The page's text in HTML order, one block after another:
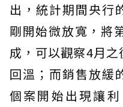
出，統計期間央行
剛開始微放寬，將
成，可以觀察4月
回溫；而銷售放緩
個案開始出現讓